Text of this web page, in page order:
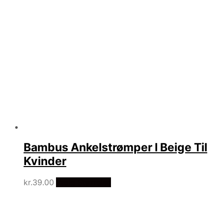
Bambus Ankelstrømper I Beige Til
Kvinder
kr.39.00